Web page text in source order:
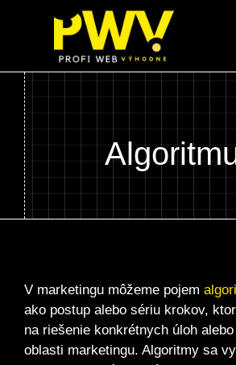
V marketingu môžeme pojem
ako postup alebo sériu krokov,
na riešenie konkrétnych úloh
oblasti marketingu. Algoritmy sa